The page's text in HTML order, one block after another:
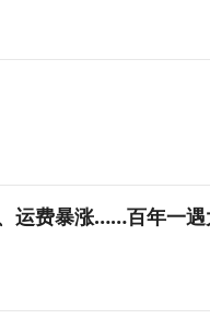
运费暴涨……百年一遇